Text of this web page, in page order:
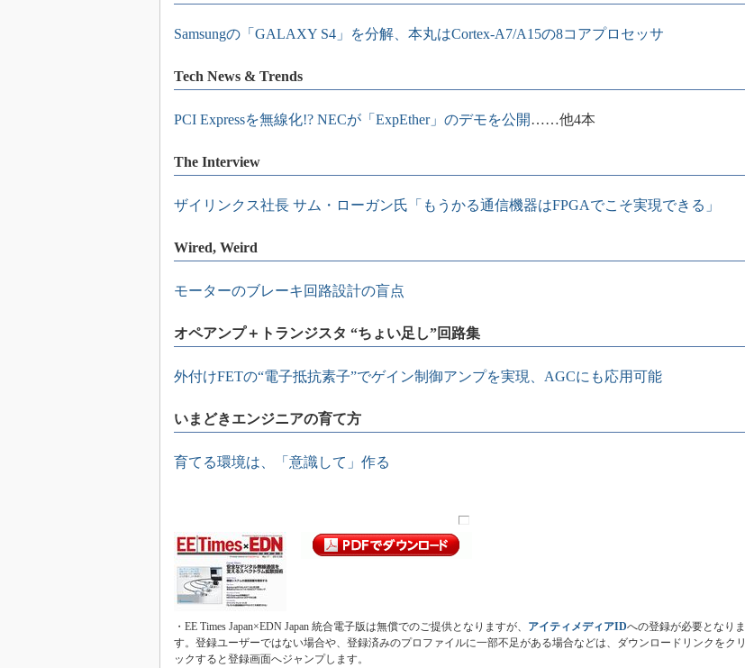
Samsungの「GALAXY S4」を分解、本丸はCortex-A7/A15の8コアプロセッサ
Tech News & Trends
PCI Expressを無線化!? NECが「ExpEther」のデモを公開……他4本
The Interview
ザイリンクス社長 サム・ローガン氏「もうかる通信機器はFPGAでこそ実現できる」
Wired, Weird
モーターのブレーキ回路設計の盲点
オペアンプ＋トランジスタ “ちょい足し”回路集
外付けFETの“電子抵抗素子”でゲイン制御アンプを実現、AGCにも応用可能
いまどきエンジニアの育て方
育てる環境は、「意識して」作る
・EE Times Japan×EDN Japan 統合電子版は無償でのご提供となりますが、 アイティメディアIDへの登録が必要となりま
す。登録ユーザーではない場合や、登録済みのプロファイルに一部不足がある場合などは、ダウンロードリンクをクリ
ックすると登録画面へジャンプします。